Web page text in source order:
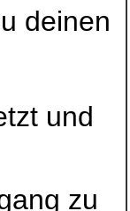
deinen
und
zu